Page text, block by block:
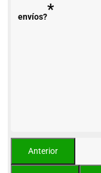
envíos?*